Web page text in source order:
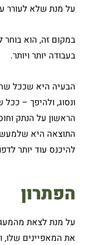
על מנת שלא לעורר
במקום זה, הוא
בעבודה יותר ויותר.
הבעיה היא שככל
ונסוג, ולהיפך –
הראשון על הנתק
התוצאה היא
להיכנס עוד יותר
הפתרון
על מנת לצאת
את המאפיינים שלו,